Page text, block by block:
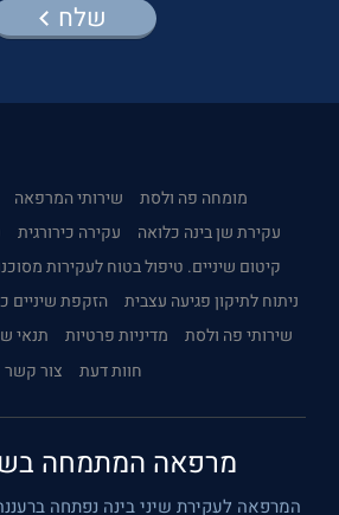
שלח
מומחה פה ולסת שירותי המרפאה
עקירת שן בינה כלואה
עקירה כירורגית
קיטום שיניים. טיפול בטוח לעקירות
ניתוח לתיקון פגיעה עצבית
הזקפת שיניים
שירותי פה ולסת
מדיניות פרטיות תנאי
חוות דעת
צור קשר
מרפאה המתמחה